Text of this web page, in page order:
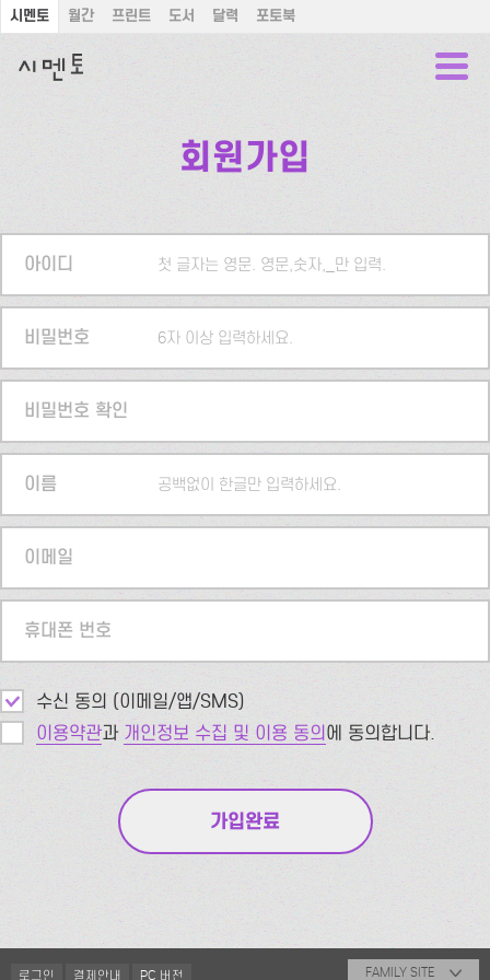
시멘토 월간 프린트 도서 달력 포토북
회원가입
아이디 첫 글자는 영문. 영문,숫자,_만 입력.
비밀번호 6자 이상 입력하세요.
비밀번호 확인
이름 공백없이 한글만 입력하세요.
이메일
휴대폰 번호
수신 동의 (이메일/앱/SMS)
이용약관과 개인정보 수집 및 이용 동의에 동의합니다.
로그인 결제안내 PC 버전 FAMILY SITE